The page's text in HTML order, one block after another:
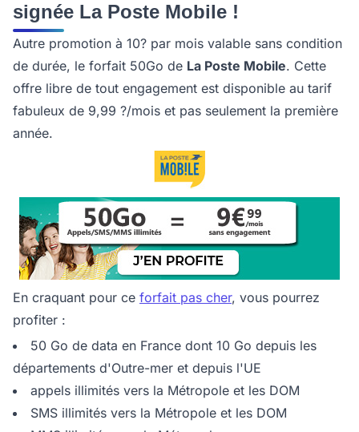
signée La Poste Mobile !
Autre promotion à 10? par mois valable sans condition
de durée, le forfait 50Go de La Poste Mobile. Cette
offre libre de tout engagement est disponible au tarif
fabuleux de 9,99 ?/mois et pas seulement la première
année.
En craquant pour ce forfait pas cher, vous pourrez
profiter :
50 Go de data en France dont 10 Go depuis les
départements d'Outre-mer et depuis l'UE
appels illimités vers la Métropole et les DOM
SMS illimités vers la Métropole et les DOM